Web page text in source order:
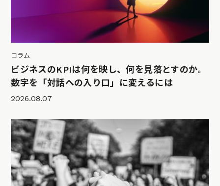
コラム
ビジネスのKPIは何を映し、何を見落とすのか。
数字を「対話への入り口」に変えるには
2026.08.07